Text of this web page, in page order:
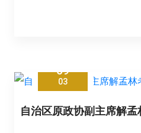
09
03
自治区原政协副主席解